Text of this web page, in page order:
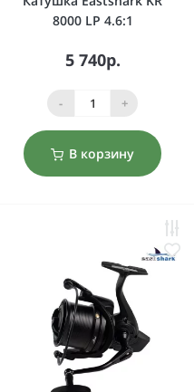
8000 LP 4.6:1
5 740р.
- +
В корзину